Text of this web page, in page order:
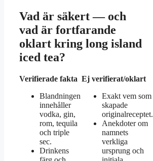
Vad är säkert — och
vad är fortfarande
oklart kring long island
iced tea?
Verifierade fakta
Blandningen
innehåller
vodka, gin,
rom, tequila
och triple
sec.
Drinkens
Ej verifierat/oklart
Exakt vem som
skapade
originalreceptet.
Anekdoter om
namnets
verkliga
ursprung och